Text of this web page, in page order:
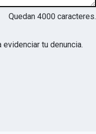
Quedan 4000 caracteres.
tu denuncia.